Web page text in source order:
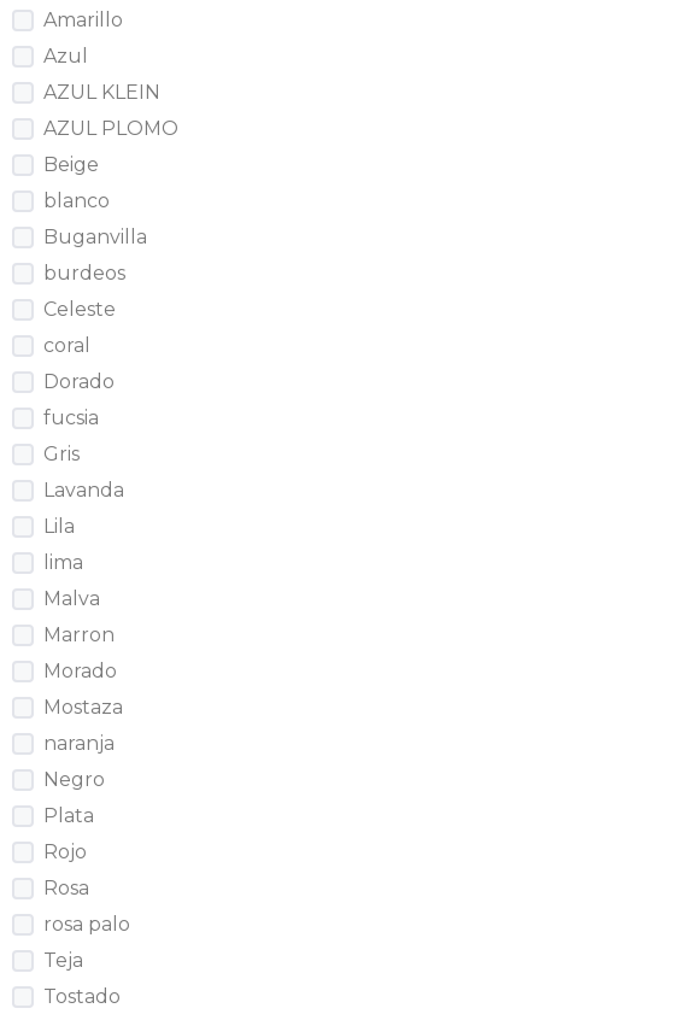
Amarillo
Azul
AZUL KLEIN
AZUL PLOMO
Beige
blanco
Buganvilla
burdeos
Celeste
coral
Dorado
fucsia
Gris
Lavanda
Lila
lima
Malva
Marron
Morado
Mostaza
naranja
Negro
Plata
Rojo
Rosa
rosa palo
Teja
Tostado